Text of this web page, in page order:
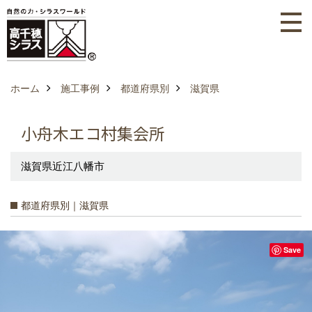
ホーム 施工事例 都道府県別 滋賀県
小舟木エコ村集会所
滋賀県近江八幡市
都道府県別｜滋賀県
Save